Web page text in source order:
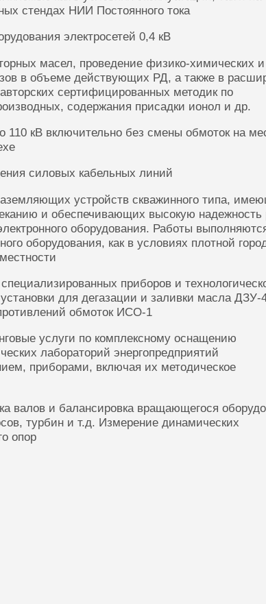
стендах НИИ Постоянного тока
электросетей 0,4 кВ
масел, проведение физико-химических и
в объеме действующих РД, а также в
сертифицированных методик по
содержания присадки ионол и др.
110 кВ включительно без смены обмоток на
силовых кабельных линий
устройств скважинного типа,
и обеспечивающих высокую надежность
оборудования. Работы
оборудования, как в условиях плотной
приборов и
для дегазации и заливки масла ДЗУ-
обмоток ИСО-1
услуги по комплексному оснащению
лабораторий энергопредприятий
приборами, включая их методическое
валов и балансировка вращающегося
турбин и т.д. Измерение динамических
опор